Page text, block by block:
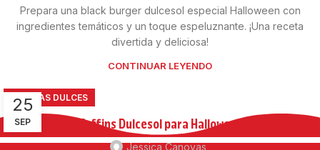
Prepara una black burger dulcesol especial Halloween con
ingredientes temáticos y un toque espeluznante. ¡Una receta
divertida y deliciosa!
CONTINUAR LEYENDO
25
SEP
RECETAS DULCES
Muffins Dulcesol para Halloween
Jessica Canovas